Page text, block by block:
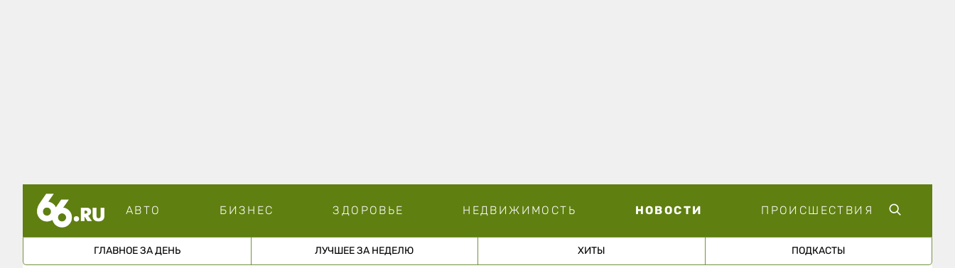
АВТО БИЗНЕС ЗДОРОВЬЕ НЕДВИЖИМОСТЬ НОВОСТИ ПРОИСШЕСТВИЯ
ГЛАВНОЕ ЗА ДЕНЬ ЛУЧШЕЕ ЗА НЕДЕЛЮ ХИТЫ ПОДКАСТЫ